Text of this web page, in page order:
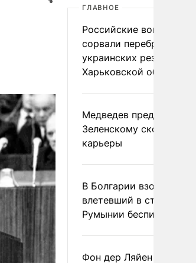
ГЛАВНОЕ
Российские войска
сорвали переброску
украинских резервов в
Харьковской области
Медведев предрек
Зеленскому скорый
карьеры
В Болгарии взорвался
влетевший в страну из
Румынии беспилотник
Фон дер Ляйен